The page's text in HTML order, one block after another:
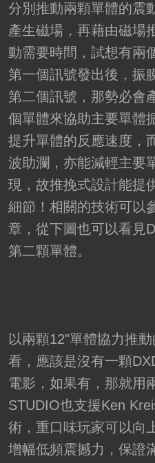
分別推動兩顆單體的震
產生磁場，再藉由磁場
動需要時間，試想有兩
第一個訊號發出後，振
第二個訊號，那勢必會
個單體來協助主要單體
提升單體的反應速度，
波助瀾，亦能減輕主要
現，故推挽式設計能提
細節！相關的技術可以
章，從下圖也可以看見
第二顆單體。
以兩顆12"單體協力推
看，應該是沒有一顆
電影，如果有，那就用
STUDIO也支援Ken
術，重口味玩家可以向
增幅低頻震撼力，保證